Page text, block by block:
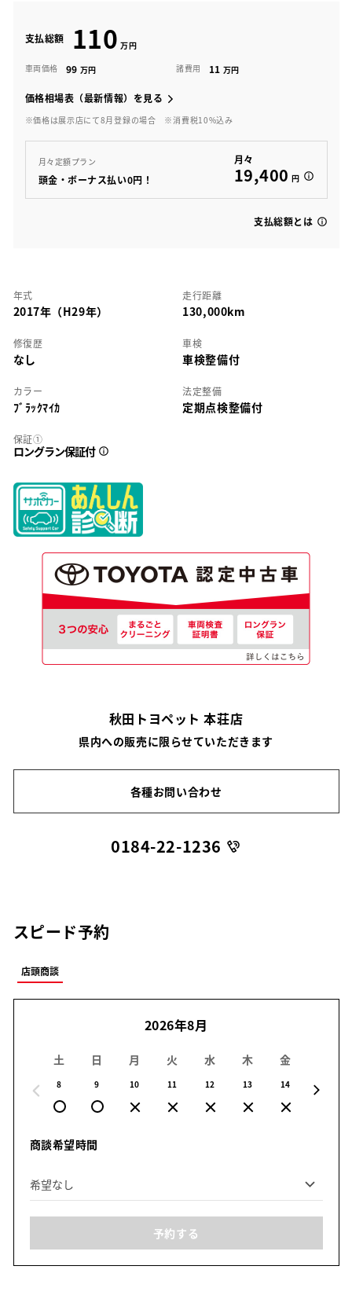
支払総額 110
車両価格 99 諸費用 11
価格相場表（最新情報）を見る
※価格は展示店にて8月登録の場合 ※消費税10%込み
月々定額プラン
頭金・ボーナス払い0円！
月々
19,400 円
支払総額とは
年式
2017年（H29年）
走行距離
130,000km
修復歴
なし
車検
車検整備付
カラー
ﾌﾞﾗｯｸﾏｲｶ
法定整備
定期点検整備付
保証①
ロングラン保証付
秋田トヨペット 本荘店
県内への販売に限らせていただきます
各種お問い合わせ
0184-22-1236
スピード予約
店頭商談
2026年8月
土
8
日
9
月
10
火
11
水
12
木
13
金
14
商談希望時間
予約する